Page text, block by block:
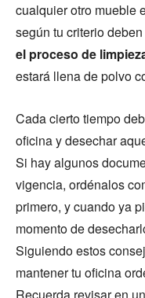
cualquier otro mueble
según tu criterio
el proceso de
estará llena de polvo
Cada cierto tiempo
oficina y desechar
Si hay algunos
vigencia, ordénalos
primero, y cuando ya
momento de
Siguiendo estos
mantener tu oficina